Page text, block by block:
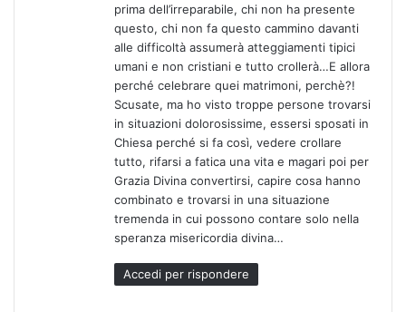
prima dell’irreparabile, chi non ha presente
questo, chi non fa questo cammino davanti
alle difficoltà assumerà atteggiamenti tipici
umani e non cristiani e tutto crollerà…E allora
perché celebrare quei matrimoni, perchè?!
Scusate, ma ho visto troppe persone trovarsi
in situazioni dolorosissime, essersi sposati in
Chiesa perché si fa così, vedere crollare
tutto, rifarsi a fatica una vita e magari poi per
Grazia Divina convertirsi, capire cosa hanno
combinato e trovarsi in una situazione
tremenda in cui possono contare solo nella
speranza misericordia divina…
Accedi per rispondere